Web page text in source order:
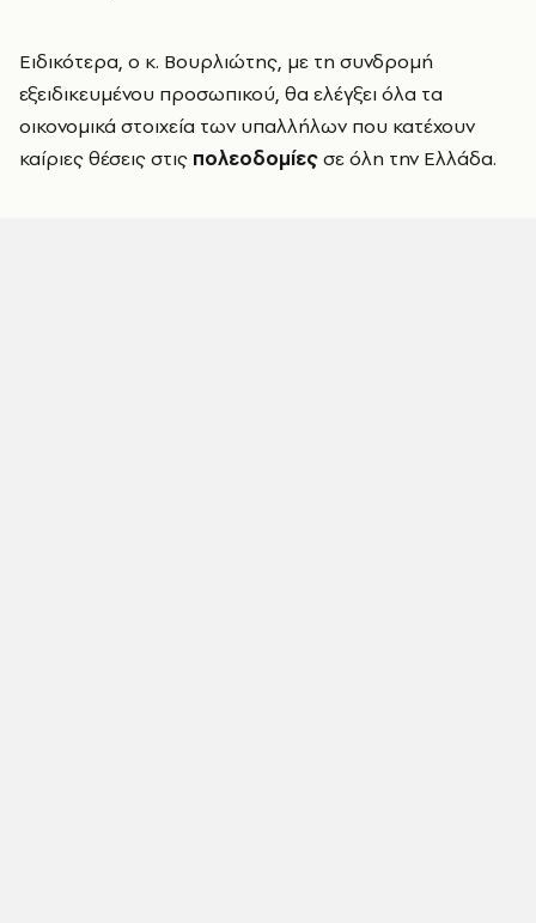
Ειδικότερα, ο κ. Βουρλιώτης, με τη συνδρομή
εξειδικευμένου προσωπικού, θα ελέγξει όλα τα
οικονομικά στοιχεία των υπαλλήλων που κατέχουν
καίριες θέσεις στις πολεοδομίεςσε όλη την Ελλάδα.